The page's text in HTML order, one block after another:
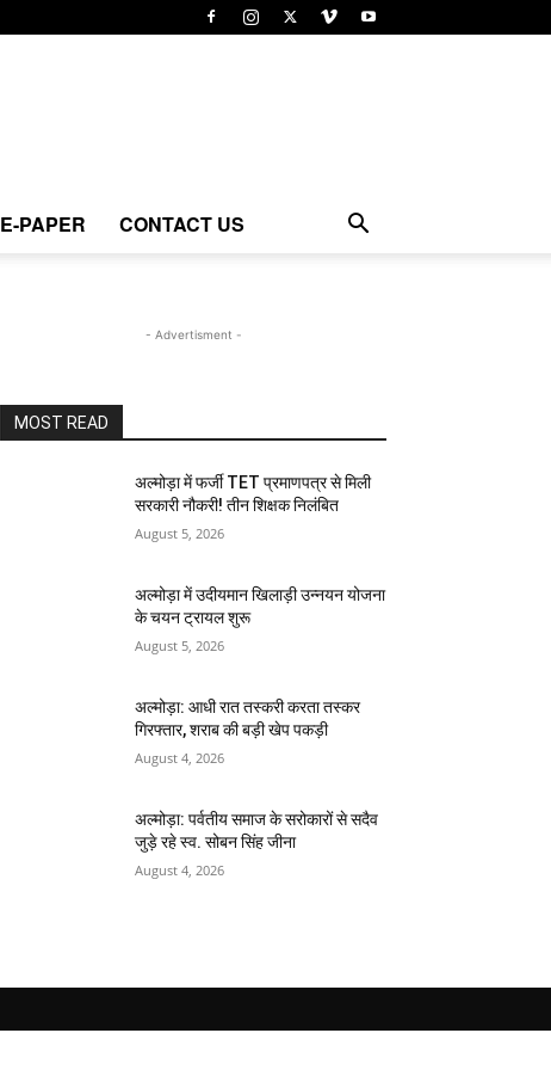
E-PAPER CONTACT US
- Advertisment -
MOST READ
अल्मोड़ा में फर्जी TET प्रमाणपत्र से मिली
सरकारी नौकरी! तीन शिक्षक निलंबित
August 5, 2026
अल्मोड़ा में उदीयमान खिलाड़ी उन्नयन योजना
के चयन ट्रायल शुरू
August 5, 2026
अल्मोड़ा: आधी रात तस्करी करता तस्कर​
गिरफ्तार, शराब की बड़ी खेप पकड़ी
August 4, 2026
अल्मोड़ा: पर्वतीय समाज के सरोकारों से सदैव
जुड़े रहे स्व. सोबन सिंह जीना
August 4, 2026